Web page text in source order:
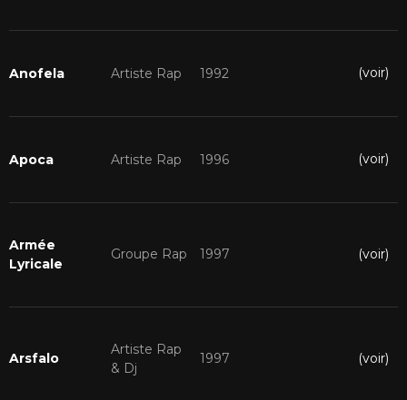
Anofela Artiste Rap 1992 (voir)
Apoca Artiste Rap 1996 (voir)
Armée
Lyricale
Groupe Rap 1997 (voir)
Arsfalo
Artiste Rap
& Dj
1997 (voir)